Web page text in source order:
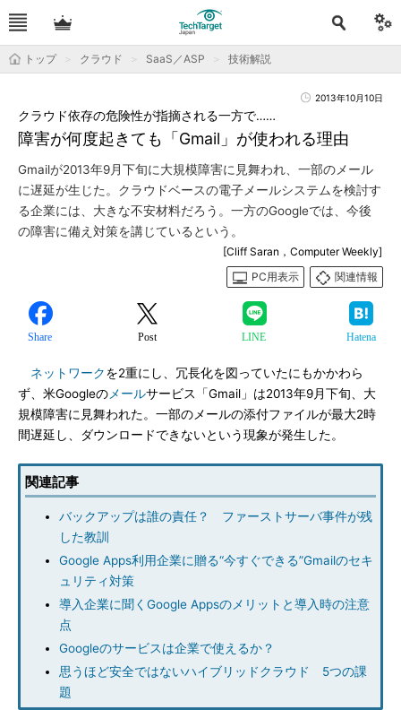
トップ クラウド SaaS／ASP 技術解説
2013年10月10日
障害が何度起きても「Gmail」が使われる理由
クラウド依存の危険性が指摘される一方で……
Gmailが2013年9月下旬に大規模障害に見舞われ、一部のメール
に遅延が生じた。クラウドベースの電子メールシステムを検討す
る企業には、大きな不安材料だろう。一方のGoogleでは、今後
の障害に備え対策を講じているという。
[Cliff Saran，Computer Weekly]
PC用表示
関連情報
Share Post LINE Hatena
ネットワークを2重にし、冗長化を図っていたにもかかわら
ず、米Googleの メールサービス「Gmail」は2013年9月下旬、大
規模障害に見舞われた。一部のメールの添付ファイルが最大2時
間遅延し、ダウンロードできないという現象が発生した。
関連記事
バックアップは誰の責任？ ファーストサーバ事件が残
した教訓
Google Apps利用企業に贈る“今すぐできる”Gmailのセキ
ュリティ対策
導入企業に聞くGoogle Appsのメリットと導入時の注意
点
Googleのサービスは企業で使えるか？
思うほど安全ではないハイブリッドクラウド 5つの課
題